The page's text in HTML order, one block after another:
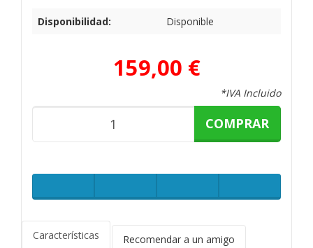
Disponibilidad:
Disponible
159,00 €
*IVA Incluido
COMPRAR
Características Recomendar a un amigo